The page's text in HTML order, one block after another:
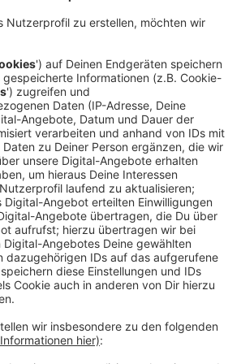
30.11.2021 11:11
des vergangenen Jahres
sogar noch deutlicher, um 9,2
erreicht die positive entwicklung
am wenigsten profitieren laut
Rhein-Sieg die
- bei ihnen will die Agentur weiter
Qualifizierung helfen.CM